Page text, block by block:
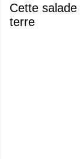
Cette
terre